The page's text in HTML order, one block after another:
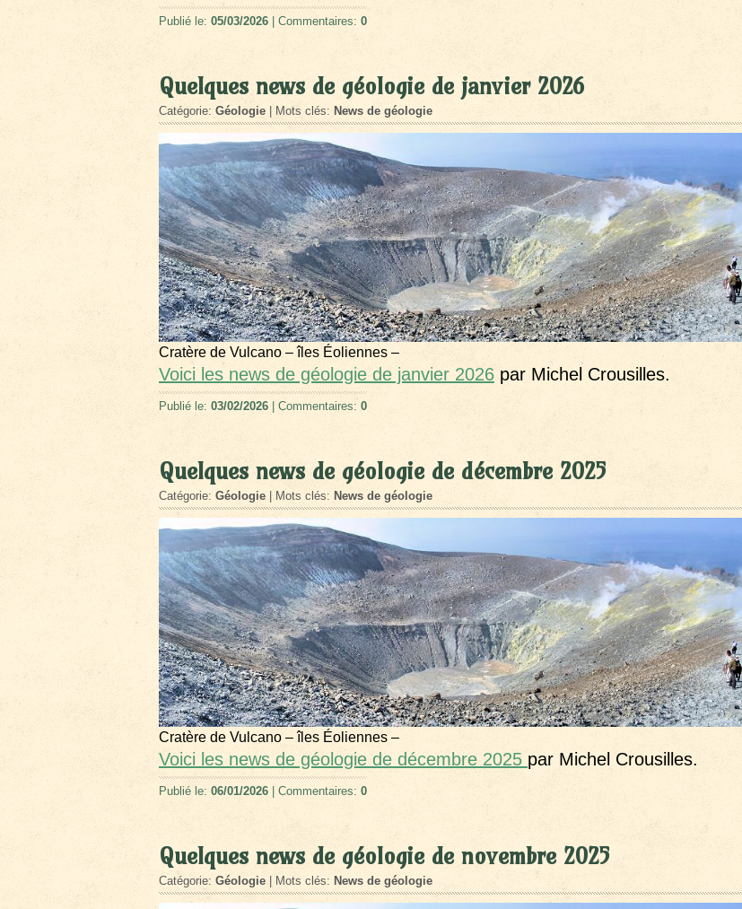
Publié le: 05/03/2026 | Commentaires: 0
Quelques news de géologie de janvier 2026
Catégorie: Géologie | Mots clés: News de géologie
Cratère de Vulcano – îles Éoliennes –
Voici les news de géologie de janvier 2026 par Michel Crousilles.
Publié le: 03/02/2026 | Commentaires: 0
Quelques news de géologie de décembre 2025
Catégorie: Géologie | Mots clés: News de géologie
Cratère de Vulcano – îles Éoliennes –
Voici les news de géologie de décembre 2025 par Michel Crousilles.
Publié le: 06/01/2026 | Commentaires: 0
Quelques news de géologie de novembre 2025
Catégorie: Géologie | Mots clés: News de géologie